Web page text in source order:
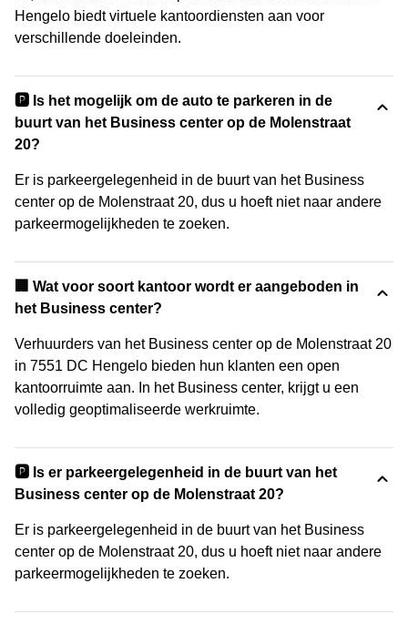
Hengelo biedt virtuele kantoordiensten aan voor
verschillende doeleinden.
🅿️ Is het mogelijk om de auto te parkeren in de
buurt van het Business center op de Molenstraat
20?
Er is parkeergelegenheid in de buurt van het Business
center op de Molenstraat 20, dus u hoeft niet naar andere
parkeermogelijkheden te zoeken.
‍🏢 Wat voor soort kantoor wordt er aangeboden in
het Business center?
Verhuurders van het Business center op de Molenstraat 20
in 7551 DC Hengelo bieden hun klanten een open
kantoorruimte aan. In het Business center, krijgt u een
volledig geoptimaliseerde werkruimte.
🅿️ Is er parkeergelegenheid in de buurt van het
Business center op de Molenstraat 20?
Er is parkeergelegenheid in de buurt van het Business
center op de Molenstraat 20, dus u hoeft niet naar andere
parkeermogelijkheden te zoeken.